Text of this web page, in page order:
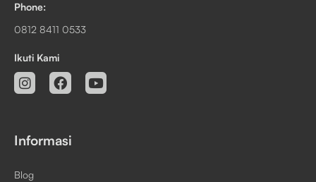
Phone:
0812 8411 0533
Ikuti Kami
Informasi
Blog